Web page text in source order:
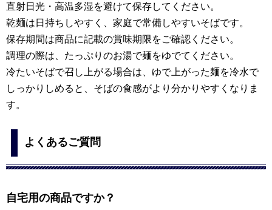
直射日光・高温多湿を避けて保存してください。
乾麺は日持ちしやすく、家庭で常備しやすいそばです。
保存期間は商品に記載の賞味期限をご確認ください。
調理の際は、たっぷりのお湯で麺をゆでてください。
冷たいそばで召し上がる場合は、ゆで上がった麺を冷水で
しっかりしめると、そばの食感がより分かりやすくなりま
す。
よくあるご質問
自宅用の商品ですか？